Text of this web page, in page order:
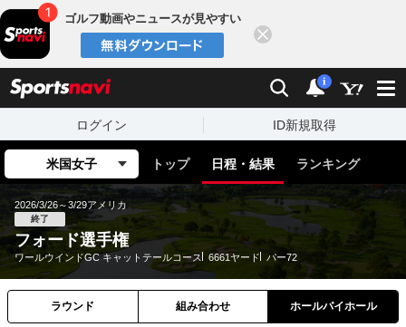
ゴルフ動画やニュースが見やすい
検索 通知
i
ログイン ID新規取得
米国女子 トップ 日程・結果 ランキング
2026/3/26～3/29アメリカ
終了
フォード選手権
ワールウインドGC キャットテールコース 6661ヤード パー72
ラウンド 組み合わせ ホールバイホール